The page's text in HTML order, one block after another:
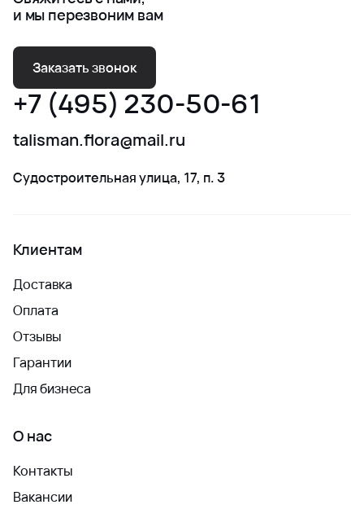
и мы перезвоним вам
Заказать звонок
+7 (495) 230-50-61
talisman.flora@mail.ru
Судостроительная улица, 17, п. 3
Клиентам
Доставка
Оплата
Отзывы
Гарантии
Для бизнеса
О нас
Контакты
Вакансии